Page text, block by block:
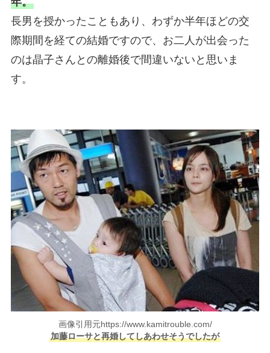
長男を授かったこともあり、わずか半年ほどの交
際期間を経ての結婚ですので、お二人が出会った
のは晶子さんとの離婚後で間違いないと思いま
す。
画像引用元https://www.kamitrouble.com/
加藤ローサと再婚してしあわせそうでしたが